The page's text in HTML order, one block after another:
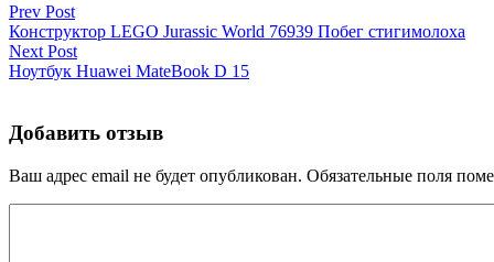
Prev Post
Конструктор LEGO Jurassic World 76939 Побег стигимолоха
Next Post
Ноутбук Huawei MateBook D 15
Добавить отзыв
Ваш адрес email не будет опубликован. Обязательные поля